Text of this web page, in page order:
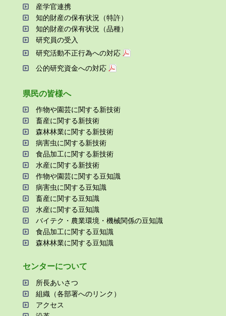
産学官連携
知的財産の保有状況（特許）
知的財産の保有状況（品種）
研究員の受⼊
研究活動不正⾏為への対応
公的研究資金への対応
県⺠の皆様へ
作物や園芸に関する新技術
畜産に関する新技術
森林林業に関する新技術
病害⾍に関する新技術
⾷品加⼯に関する新技術
⽔産に関する新技術
作物や園芸に関する⾖知識
病害⾍に関する⾖知識
畜産に関する⾖知識
⽔産に関する⾖知識
バイテク・農業環境・機械関係の⾖知識
⾷品加⼯に関する⾖知識
森林林業に関する⾖知識
センターについて
所⻑あいさつ
組織（各部署へのリンク）
アクセス